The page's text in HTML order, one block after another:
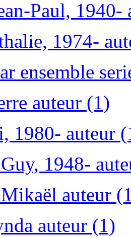
Paul, 1940-
1974-
ensemble
auteur (1)
1980- auteur
1948-
auteur
auteur (1)